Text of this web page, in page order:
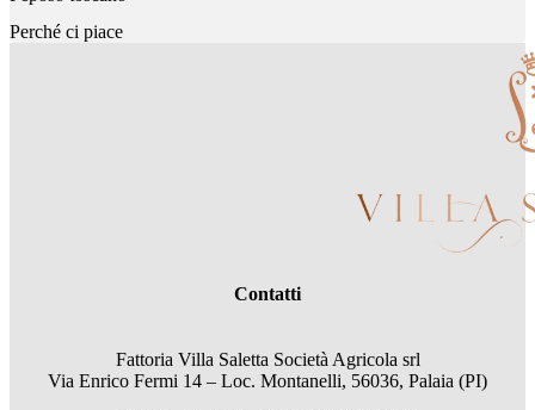
Perché ci piace
Contatti
Fattoria Villa Saletta Società Agricola srl
Via Enrico Fermi 14 – Loc. Montanelli, 56036, Palaia (PI)